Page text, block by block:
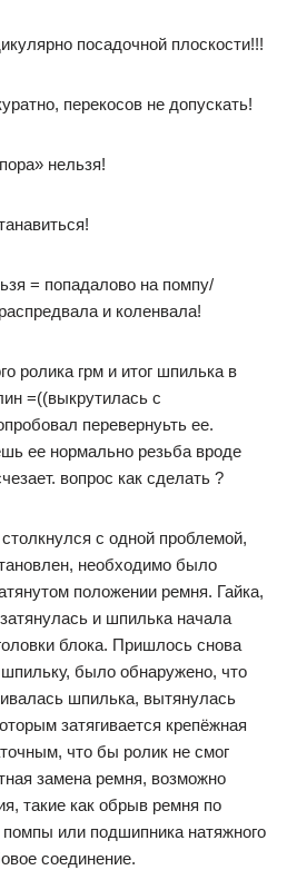
посадочной плоскости!!!
перекосов не допускать!
нельзя!
= попадалово на помпу/
и коленвала!
ролика грм и итог шпилька в
=((выкрутилась с
перевернуьть ее.
ее нормально резьба вроде
вопрос как сделать ?
с одной проблемой,
необходимо было
положении ремня. Гайка,
и шпилька начала
блока. Пришлось снова
было обнаружено, что
шпилька, вытянулась
затягивается крепёжная
что бы ролик не смог
замена ремня, возможно
такие как обрыв ремня по
или подшипника натяжного
соединение.